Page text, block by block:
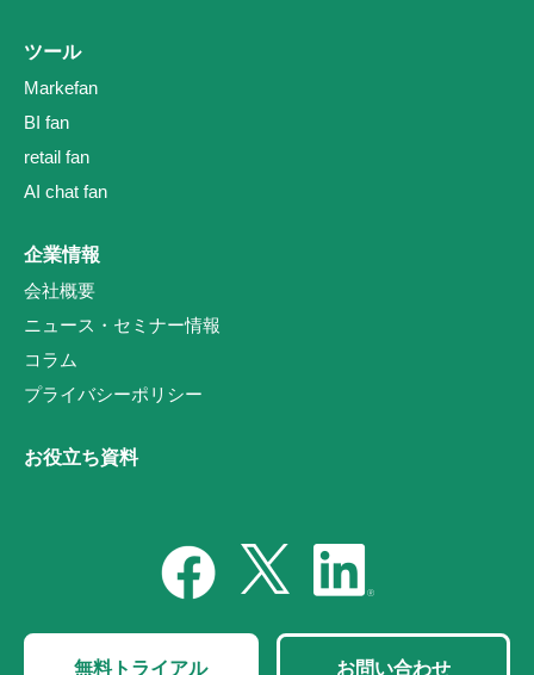
ツール
Markefan
BI fan
retail fan
AI chat fan
企業情報
会社概要
ニュース・セミナー情報
コラム
プライバシーポリシー
お役立ち資料
無料トライアル お問い合わせ